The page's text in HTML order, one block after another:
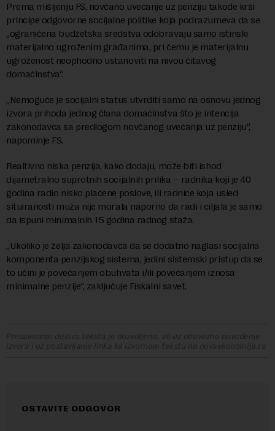
Prema mišljenju FS, novčano uvećanje uz penziju takođe krši
principe odgovorne socijalne politike koja podrazumeva da se
„ograničena budžetska sredstva odobravaju samo istinski
materijalno ugroženim građanima, pri čemu je materijalnu
ugroženost neophodno ustanoviti na nivou čitavog
domaćinstva“.
„Nemoguće je socijalni status utvrditi samo na osnovu jednog
izvora prihoda jednog člana domaćinstva što je intencija
zakonodavca sa predlogom novčanog uvećanja uz penziju“,
napominje FS.
Realtivno niska penzija, kako dodaju, može biti ishod
dijametralno suprotnih socijalnih prilika – radnika koji je 40
godina radio nisko plaćene poslove, ili radnice koja usled
situiranosti muža nije morala naporno da radi i ciljala je samo
da ispuni minimalnih 15 godina radnog staža.
„Ukoliko je želja zakonodavca da se dodatno naglasi socijalna
komponenta penzijskog sistema, jedini sistemski pristup da se
to učini je povećanjem obuhvata i/ili povećanjem iznosa
minimalne penzije“, zaključuje Fiskalni savet.
Preuzimanje delova teksta je dozvoljeno, ali uz obavezno navođenje
izvora i uz postavljanje linka ka izvornom tekstu na novaekonomija.rs
OSTAVITE ODGOVOR